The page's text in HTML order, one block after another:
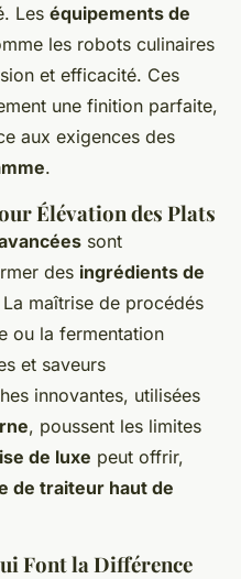
Les équipements de
les robots culinaires
et efficacité. Ces
une finition parfaite,
aux exigences des
.
Élévation des Plats
sont
des ingrédients de
La maîtrise de procédés
ou la fermentation
et saveurs
innovantes, utilisées
, poussent les limites
de luxe peut offrir,
de traiteur haut de
Font la Différence